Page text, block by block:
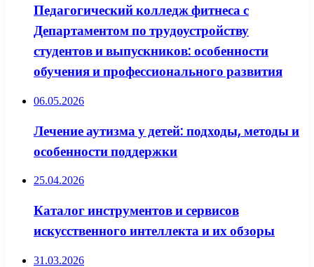
Педагогический колледж фитнеса с
Департаментом по трудоустройству
студентов и выпускников: особенности
обучения и профессионального развития
06.05.2026
Лечение аутизма у детей: подходы, методы и
особенности поддержки
25.04.2026
Каталог инструментов и сервисов
искусственного интеллекта и их обзоры
31.03.2026